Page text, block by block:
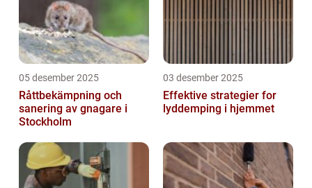
05 desember 2025
Råttbekämpning och
sanering av gnagare i
Stockholm
03 desember 2025
Effektive strategier for
lyddemping i hjemmet